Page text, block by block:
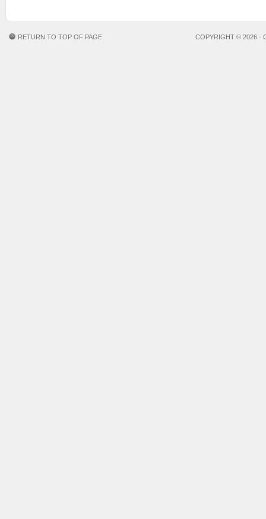
RETURN TO TOP OF PAGE COPYRIGHT © 2026 ·